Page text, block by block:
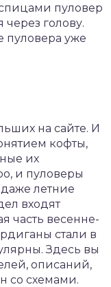
пуловер
голову.
пуловера уже
на сайте. И
кофты,
их
и пуловеры
летние
входят
часть весенне-
стали в
Здесь вы
описаний,
со схемами.